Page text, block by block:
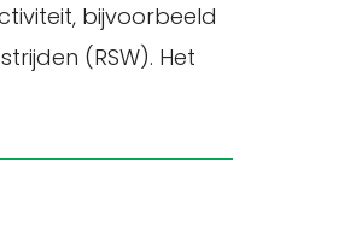
bijvoorbeeld
(RSW). Het